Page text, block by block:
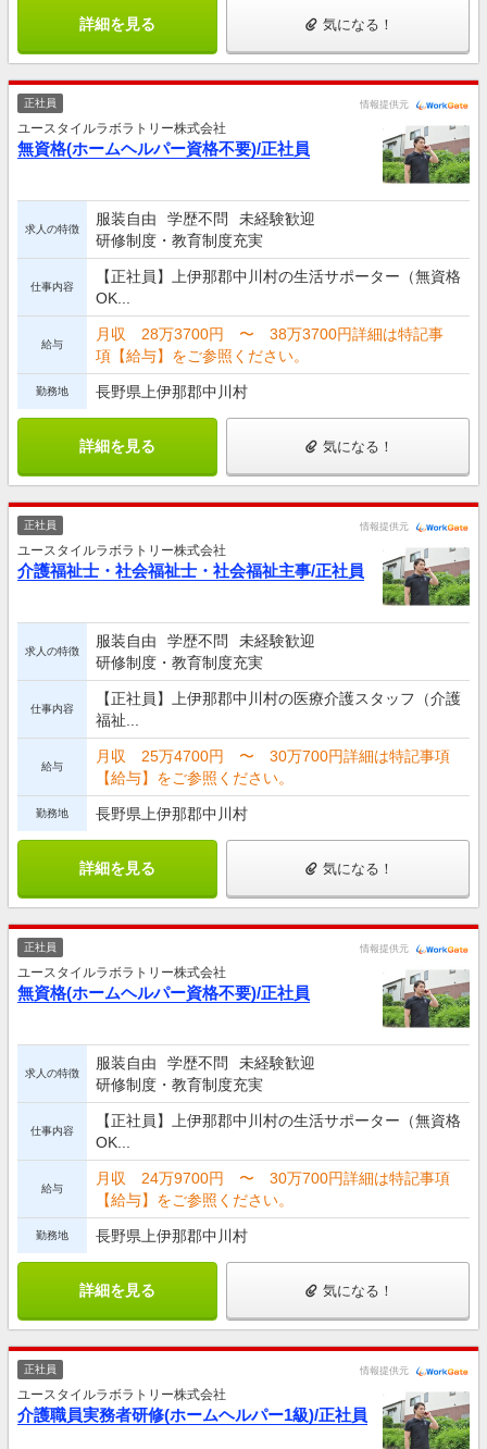
詳細を見る 気になる！
正社員 情報提供元
ユースタイルラボラトリー株式会社
無資格(ホームヘルパー資格不要)/正社員
求人の特徴
服装自由 学歴不問
未経験歓迎
研修制度・教育制度充実
仕事内容
【正社員】上伊那郡中川村の生活サポーター（無資格
OK...
給与
月収 28万3700円 〜 38万3700円詳細は特記事
項【給与】をご参照ください。
勤務地 長野県上伊那郡中川村
詳細を見る 気になる！
正社員 情報提供元
ユースタイルラボラトリー株式会社
介護福祉士・社会福祉士・社会福祉主事/正社員
求人の特徴
服装自由 学歴不問
未経験歓迎
研修制度・教育制度充実
仕事内容
【正社員】上伊那郡中川村の医療介護スタッフ（介護
福祉...
給与
月収 25万4700円 〜 30万700円詳細は特記事項
【給与】をご参照ください。
勤務地 長野県上伊那郡中川村
詳細を見る 気になる！
正社員 情報提供元
ユースタイルラボラトリー株式会社
無資格(ホームヘルパー資格不要)/正社員
求人の特徴
服装自由 学歴不問
未経験歓迎
研修制度・教育制度充実
仕事内容
【正社員】上伊那郡中川村の生活サポーター（無資格
OK...
給与
月収 24万9700円 〜 30万700円詳細は特記事項
【給与】をご参照ください。
勤務地 長野県上伊那郡中川村
詳細を見る 気になる！
正社員 情報提供元
ユースタイルラボラトリー株式会社
介護職員実務者研修(ホームヘルパー1級)/正社員